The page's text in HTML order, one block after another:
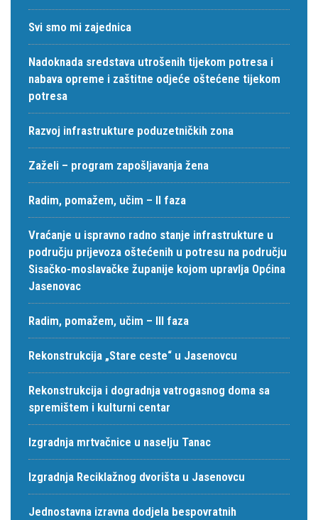
Svi smo mi zajednica
Nadoknada sredstava utrošenih tijekom potresa i
nabava opreme i zaštitne odjeće oštećene tijekom
potresa
Razvoj infrastrukture poduzetničkih zona
Zaželi – program zapošljavanja žena
Radim, pomažem, učim – II faza
Vraćanje u ispravno radno stanje infrastrukture u
području prijevoza oštećenih u potresu na području
Sisačko-moslavačke županije kojom upravlja Općina
Jasenovac
Radim, pomažem, učim – III faza
Rekonstrukcija „Stare ceste“ u Jasenovcu
Rekonstrukcija i dogradnja vatrogasnog doma sa
spremištem i kulturni centar
Izgradnja mrtvačnice u naselju Tanac
Izgradnja Reciklažnog dvorišta u Jasenovcu
Jednostavna izravna dodjela bespovratnih